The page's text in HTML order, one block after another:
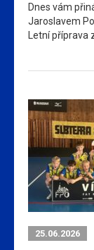
Dnes vám
Jaroslavem
Letní příprava
25.06.2026